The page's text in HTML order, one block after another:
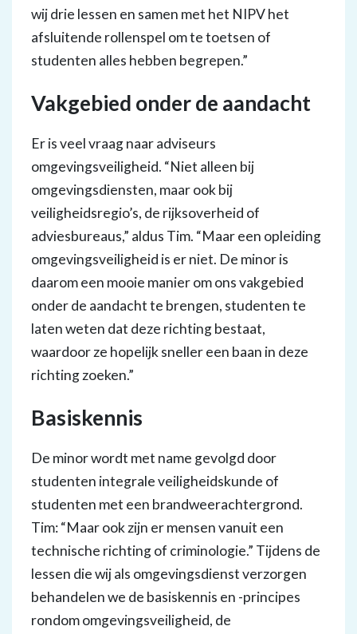
wij drie lessen en samen met het NIPV het
afsluitende rollenspel om te toetsen of
studenten alles hebben begrepen.”
Vakgebied onder de aandacht
Er is veel vraag naar adviseurs
omgevingsveiligheid. “Niet alleen bij
omgevingsdiensten, maar ook bij
veiligheidsregio’s, de rijksoverheid of
adviesbureaus,” aldus Tim. “Maar een opleiding
omgevingsveiligheid is er niet. De minor is
daarom een mooie manier om ons vakgebied
onder de aandacht te brengen, studenten te
laten weten dat deze richting bestaat,
waardoor ze hopelijk sneller een baan in deze
richting zoeken.”
Basiskennis
De minor wordt met name gevolgd door
studenten integrale veiligheidskunde of
studenten met een brandweerachtergrond.
Tim: “Maar ook zijn er mensen vanuit een
technische richting of criminologie.” Tijdens de
lessen die wij als omgevingsdienst verzorgen
behandelen we de basiskennis en -principes
rondom omgevingsveiligheid, de